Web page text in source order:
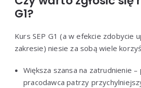
G1?
Kurs SEP G1 (a w efekcie zdobycie
zakresie) niesie za sobą wiele
Większa szansa na zatrudnienie
pracodawca patrzy